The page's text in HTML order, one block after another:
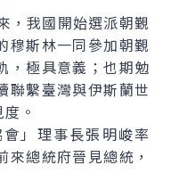
我國開始選派朝覲
穆斯林一同參加朝覲
，極具意義；也期勉
聯繫臺灣與伊斯蘭世
。
」理事長張明峻率
總統府晉見總統，